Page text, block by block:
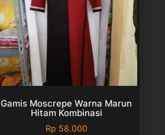
Gamis Moscrepe Warna Marun
Hitam Kombinasi
Rp 58.000